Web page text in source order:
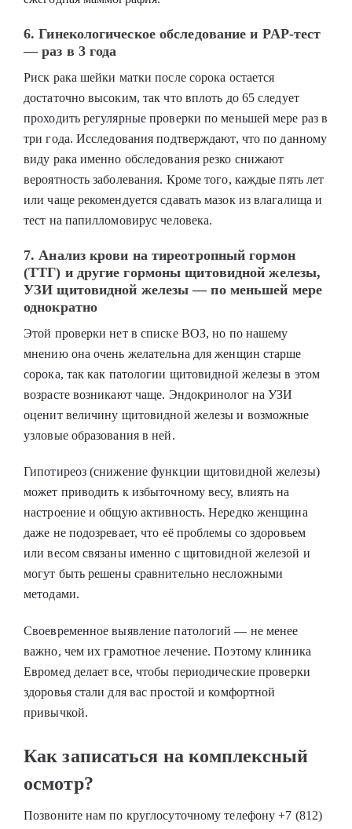
6. Гинекологическое обследование и PAP-тест
— раз в 3 года
Риск рака шейки матки после сорока остается
достаточно высоким, так что вплоть до 65 следует
проходить регулярные проверки по меньшей мере раз в
три года. Исследования подтверждают, что по данному
виду рака именно обследования резко снижают
вероятность заболевания. Кроме того, каждые пять лет
или чаще рекомендуется сдавать мазок из влагалища и
тест на папилломовирус человека.
7. Анализ крови на тиреотропный гормон
(ТТГ) и другие гормоны щитовидной железы,
УЗИ щитовидной железы — по меньшей мере
однократно
Этой проверки нет в списке ВОЗ, но по нашему
мнению она очень желательна для женщин старше
сорока, так как патологии щитовидной железы в этом
возрасте возникают чаще. Эндокринолог на УЗИ
оценит величину щитовидной железы и возможные
узловые образования в ней.
Гипотиреоз (снижение функции щитовидной железы)
может приводить к избыточному весу, влиять на
настроение и общую активность. Нередко женщина
даже не подозревает, что её проблемы со здоровьем
или весом связаны именно с щитовидной железой и
могут быть решены сравнительно несложными
методами.
Своевременное выявление патологий — не менее
важно, чем их грамотное лечение. Поэтому клиника
Евромед делает все, чтобы периодические проверки
здоровья стали для вас простой и комфортной
привычкой.
Как записаться на комплексный
осмотр?
Позвоните нам по круглосуточному телефону +7 (812)